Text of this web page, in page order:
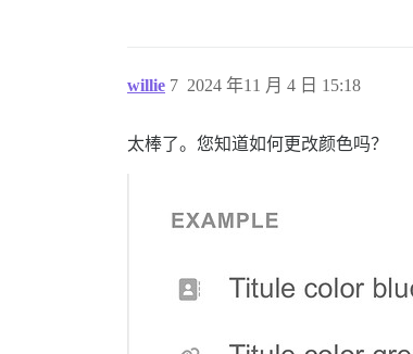
willie 2024 年11 月 4 日 15:18
7
太棒了。您知道如何更改颜色吗？